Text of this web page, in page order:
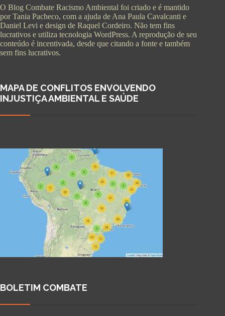
O Blog Combate Racismo Ambiental foi criado e é mantido
por Tania Pacheco, com a ajuda de Ana Paula Cavalcanti e
Daniel Levi e design de Raquel Cordeiro. Não tem fins
lucrativos e utiliza tecnologia WordPress. A reprodução de seu
conteúdo é incentivada, desde que citando a fonte e também
sem fins lucrativos.
MAPA DE CONFLITOS ENVOLVENDO
INJUSTIÇA AMBIENTAL E SAÚDE
BOLETIM COMBATE